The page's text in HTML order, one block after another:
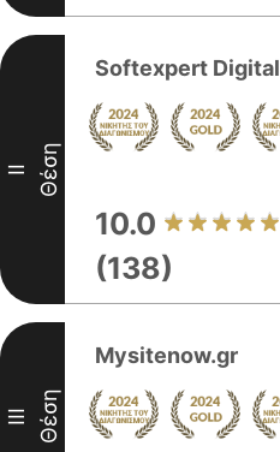
II Θέση
Softexpert Digital
10.0
(138)
III Θέση
Mysitenow.gr